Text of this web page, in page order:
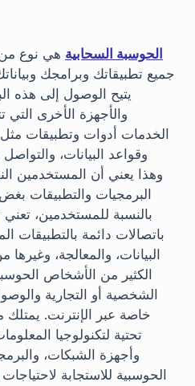
الحوسبة السحابية هي نوع من
جميع تطبيقاتك وبرامجك
يتيح الوصول إلى هذه
والأجهزة الأخرى
الخدمات أدوات وتطبيقات مثل
وقواعد البيانات،
وهذا يعني أن المستخدمين
البرمجيات والتطبيقات
بالنسبة للمستخدمين، تعني
باتصالات دائمة بالتطبيقات
البيانات، والمعالجة،
الكثير من الأشخاص
الشخصية أو التجارية
خاصة عبر الإنترنت. يمتلك
تحتية لتكنولوجيا
وأجهزة الشبكات،
الحوسبية للاستجابة